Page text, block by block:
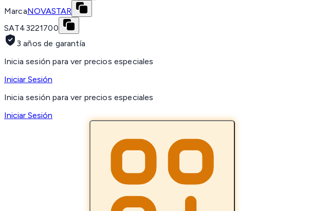
MarcaNOVASTAR
SAT43221700
3 años de garantía
Inicia sesión para ver precios especiales
Iniciar Sesión
Inicia sesión para ver precios especiales
Iniciar Sesión